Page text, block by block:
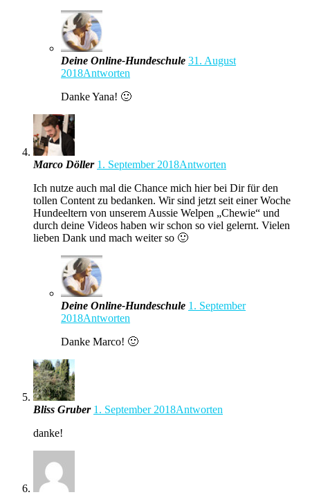
Deine Online-Hundeschule 31. August
2018Antworten
Danke Yana! 🙂
Marco Döller 1. September 2018Antworten
Ich nutze auch mal die Chance mich hier bei Dir für den
tollen Content zu bedanken. Wir sind jetzt seit einer Woche
Hundeeltern von unserem Aussie Welpen „Chewie“ und
durch deine Videos haben wir schon so viel gelernt. Vielen
lieben Dank und mach weiter so 🙂
Deine Online-Hundeschule 1. September
2018Antworten
Danke Marco! 🙂
Bliss Gruber 1. September 2018Antworten
danke!